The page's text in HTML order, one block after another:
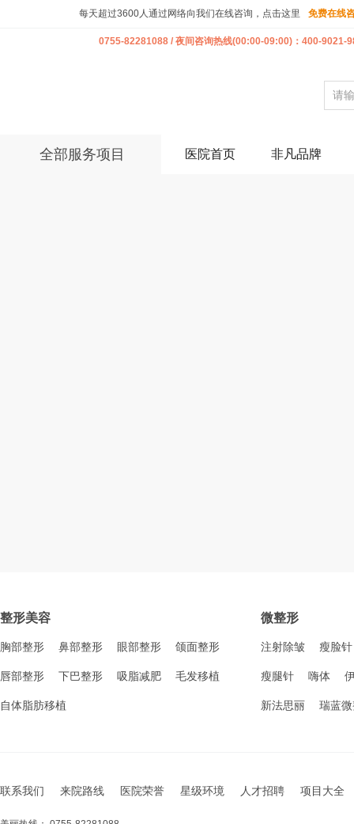
每天超过3600人通过网络向我们在线咨询，点击这里 免费在线
0755-82281088 / 夜间咨询热线(00:00-09:00)：400-9021-
全部服务项目 医院首页 非凡品牌
整形美容
胸部整形 鼻部整形 眼部整形 颌面整形
唇部整形 下巴整形 吸脂减肥 毛发移植
自体脂肪移植
微整形
注射除皱 瘦脸针
瘦腿针 嗨体
新法思丽 瑞蓝
联系我们 来院路线 医院荣誉 星级环境 人才招聘 项目大全